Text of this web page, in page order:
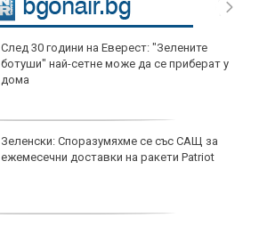
След 30 години на Еверест: "Зелените
ботуши" най-сетне може да се приберат у
дома
Зеленски: Споразумяхме се със САЩ за
ежемесечни доставки на ракети Patriot